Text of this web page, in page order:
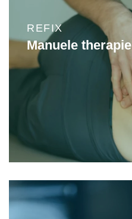
REFIX
Manuele therapie